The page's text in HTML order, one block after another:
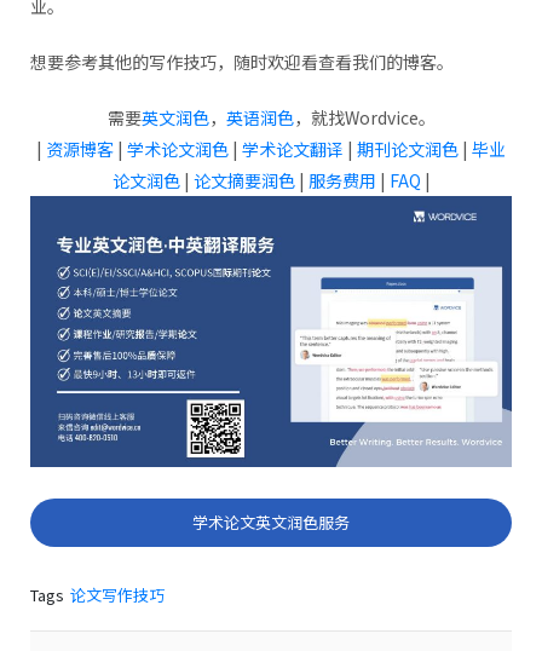
业。
想要参考其他的写作技巧，随时​​欢迎看查看我们的博客。
需要英文润色， 英语润色，就找Wordvice。
| 资源博客 | 学术论文润色 | 学术论文翻译 | 期刊论文润色 | 毕业
论文润色| 论文摘要润色| 服务费用 | FAQ |
学术论文英文润色服务
Tags 论文写作技巧